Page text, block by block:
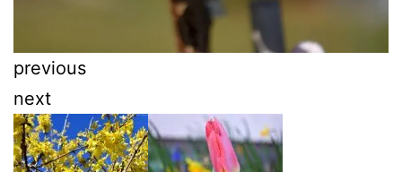
previous
next